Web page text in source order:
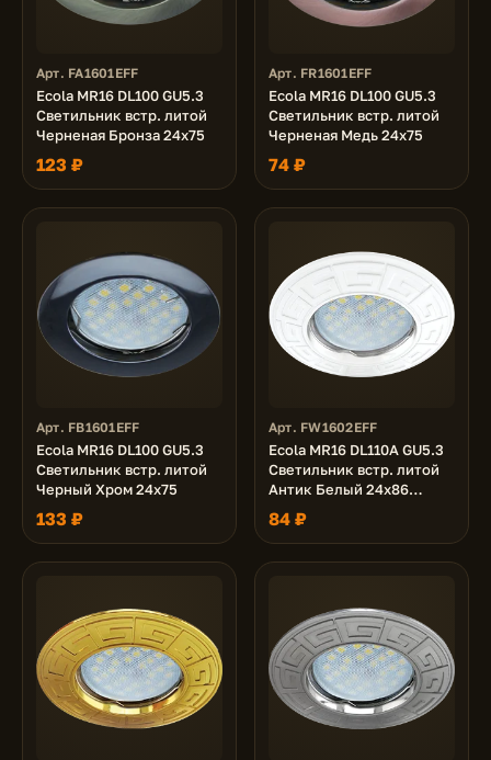
Арт. FA1601EFF
Ecola MR16 DL100 GU5.3
Светильник встр. литой
Черненая Бронза 24x75
123 ₽
Арт. FR1601EFF
Ecola MR16 DL100 GU5.3
Светильник встр. литой
Черненая Медь 24x75
74 ₽
Арт. FB1601EFF
Ecola MR16 DL100 GU5.3
Светильник встр. литой
Черный Хром 24x75
133 ₽
Арт. FW1602EFF
Ecola MR16 DL110A GU5.3
Светильник встр. литой
Антик Белый 24x86
(кd74)
84 ₽